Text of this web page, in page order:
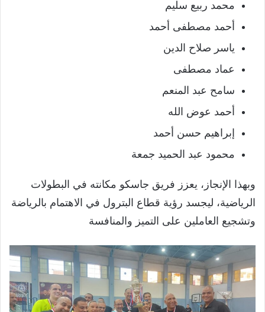
محمد ربيع سليم
أحمد مصطفى أحمد
ياسر صلاح الدين
عماد مصطفى
سامح عبد المنعم
أحمد عوض الله
إبراهيم حسن أحمد
محمود عبد الحميد جمعة
وبهذا الإنجاز، يعزز فريق جاسكو مكانته في البطولات
الرياضية، ليجسد رؤية قطاع البترول في الاهتمام بالرياضة
وتشجيع العاملين على التميز والمنافسة